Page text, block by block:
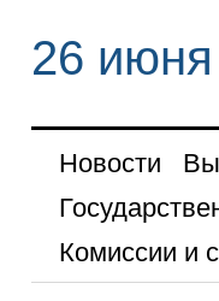
26 июня
Новости
Комиссии и